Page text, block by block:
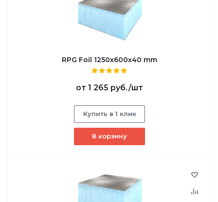
RPG Foil 1250х600х40 mm
от 1 265 руб./шт
Купить в 1 клик
В корзину